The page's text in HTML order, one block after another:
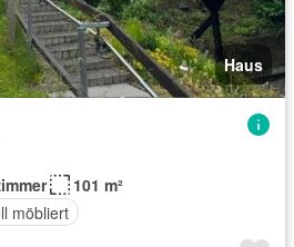
Haus
101 m²
möbliert